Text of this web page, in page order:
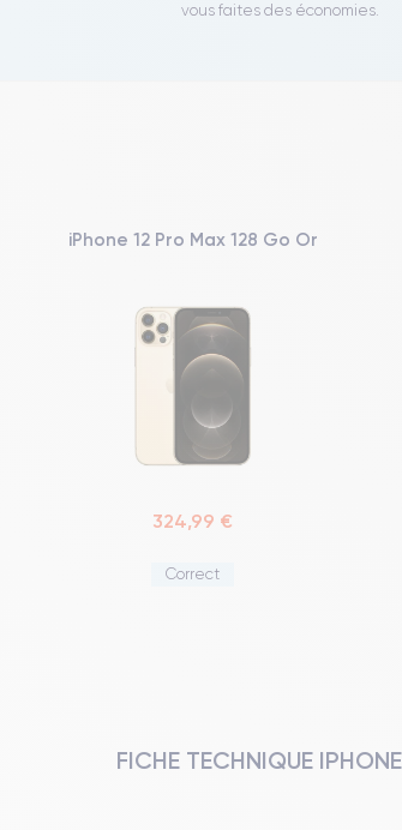
vous faites des économies.
iPhone 12 Pro Max 128 Go Or
324,99 €
Correct
FICHE TECHNIQUE